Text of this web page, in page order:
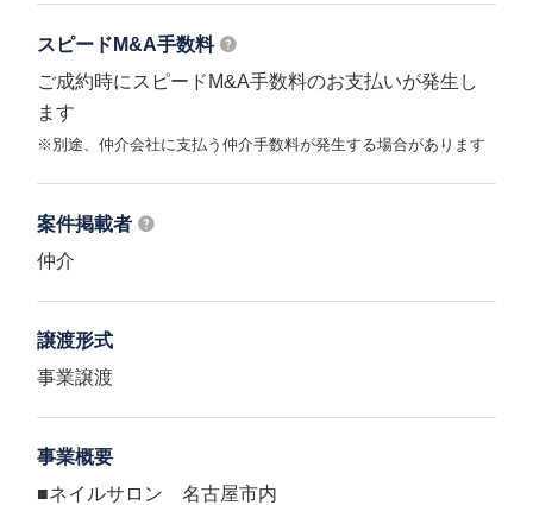
スピードM&A手数料
ご成約時にスピードM&A手数料のお支払いが発生し
ます
※別途、仲介会社に支払う仲介手数料が発生する場合があります
案件掲載者
仲介
譲渡形式
事業譲渡
事業概要
■ネイルサロン 名古屋市内